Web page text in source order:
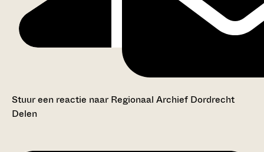
Stuur een reactie naar Regionaal Archief Dordrecht
Delen